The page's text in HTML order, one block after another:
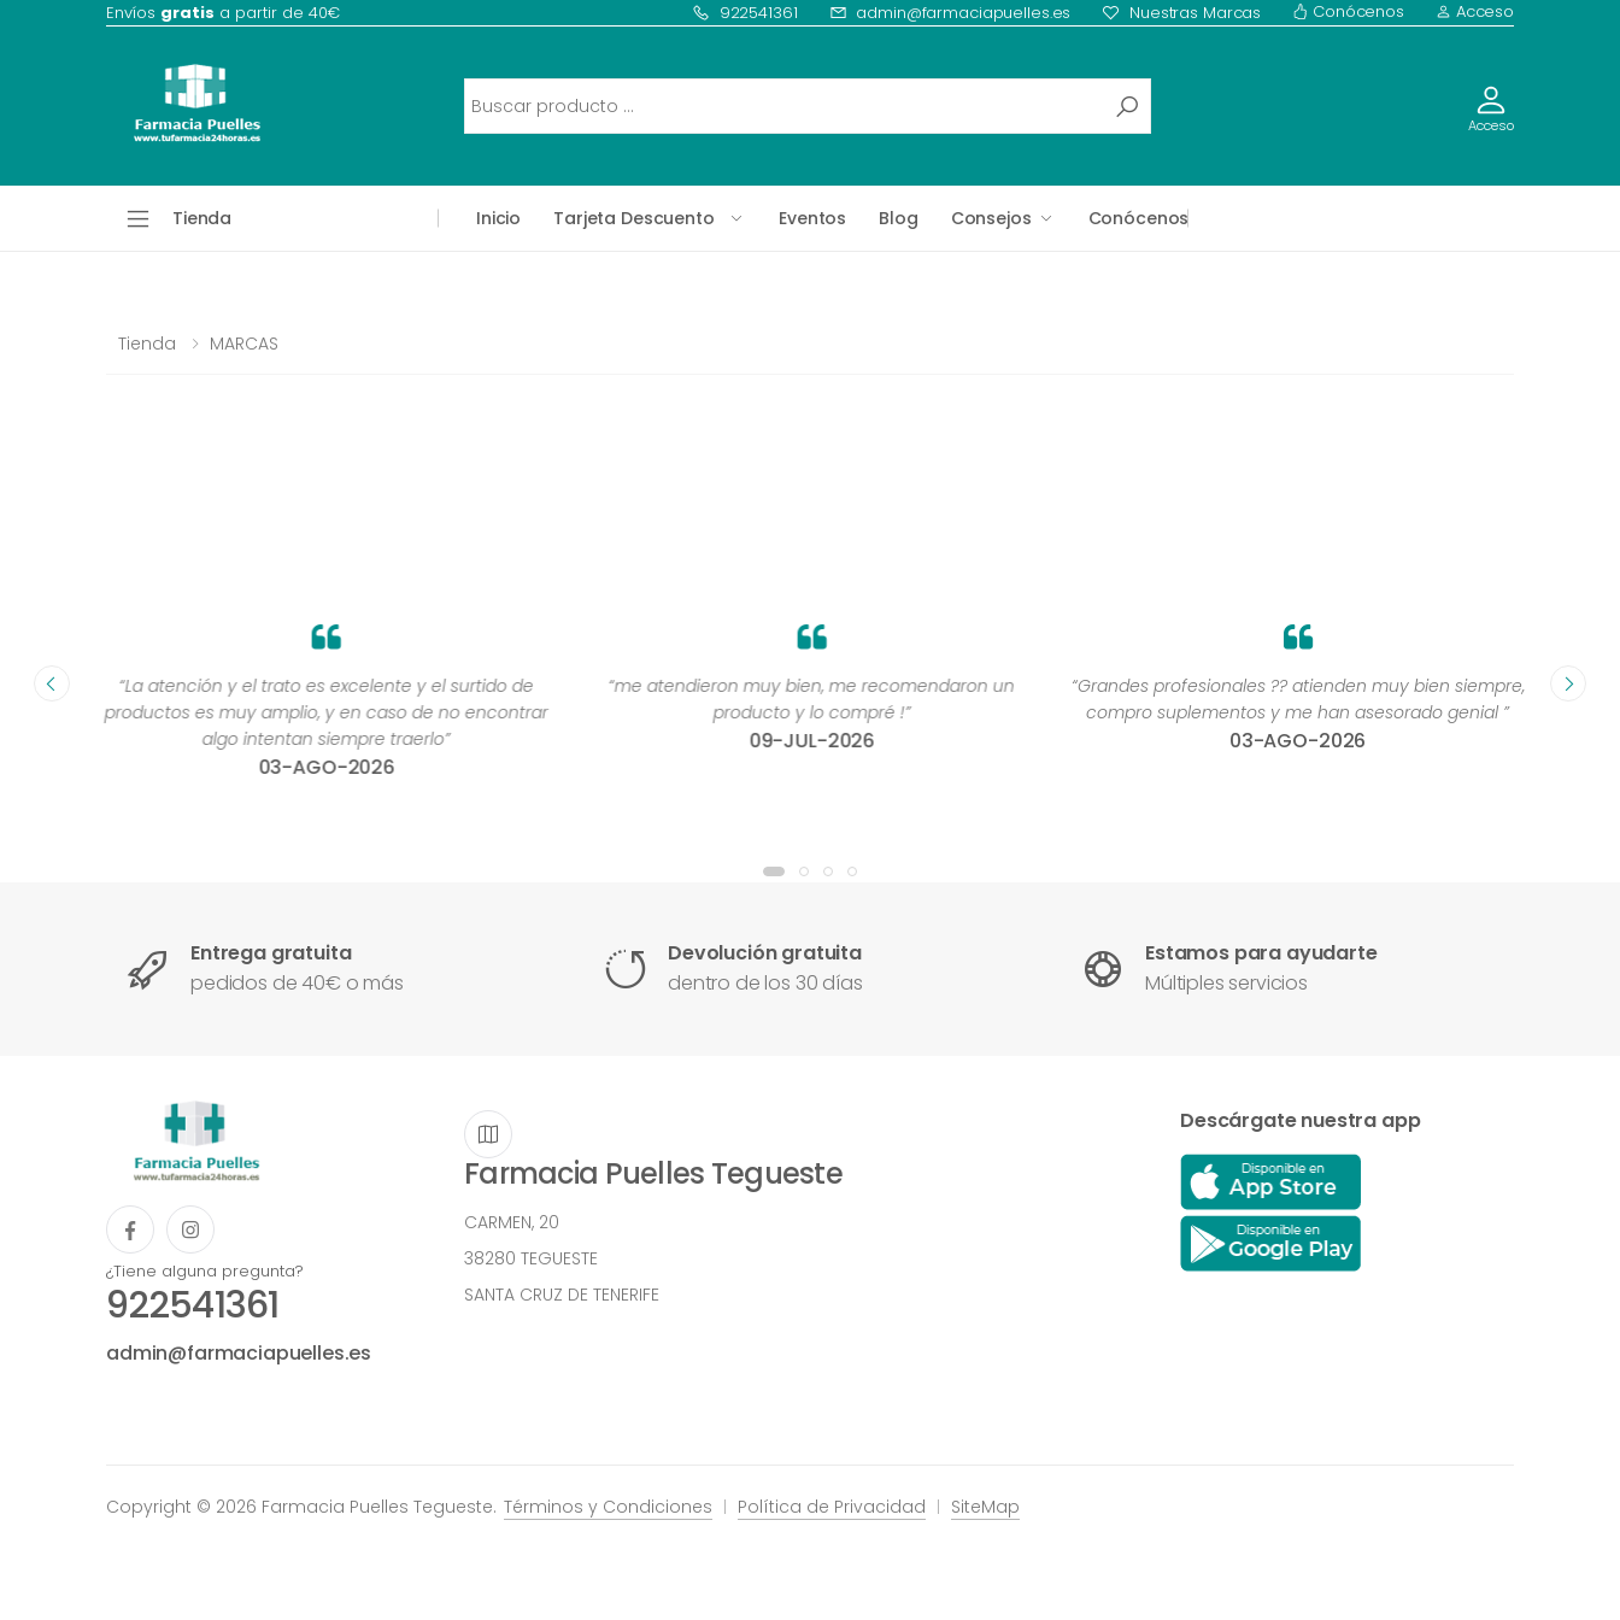
Envíos gratis a partir de 40€ 922541361 admin@farmaciapuelles.es Nuestras Marcas Conócenos Acceso
Acceso
Tienda Inicio Tarjeta Descuento Eventos Blog Consejos Conócenos
Tienda MARCAS
”
“La atención y el trato es excelente y el surtido de
productos es muy amplio, y en caso de no encontrar
algo intentan siempre traerlo”
03-AGO-2026
“me atendieron muy bien, me recomendaron un
producto y lo compré !”
09-JUL-2026
“Grandes profesionales ?? atienden muy bien siempre,
compro suplementos y me han asesorado genial ”
03-AGO-2026
Entrega gratuita
pedidos de 40€ o más
Devolución gratuita
dentro de los 30 días
Estamos para ayudarte
Múltiples servicios
¿Tiene alguna pregunta?
922541361
admin@farmaciapuelles.es
Farmacia Puelles Tegueste
CARMEN, 20
38280 TEGUESTE
SANTA CRUZ DE TENERIFE
Descárgate nuestra app
Copyright © 2026 Farmacia Puelles Tegueste. Términos y Condiciones Política de Privacidad SiteMap